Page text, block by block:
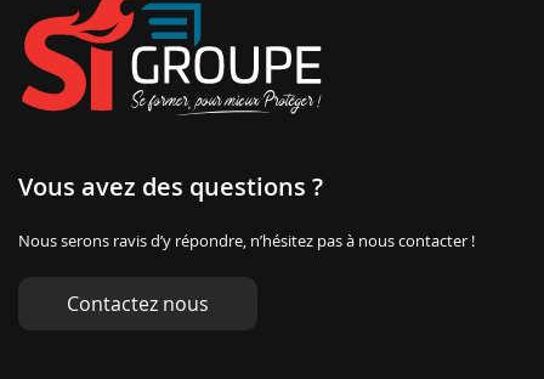
Vous avez des questions ?
Nous serons ravis d’y répondre, n’hésitez pas à nous contacter !
Contactez nous